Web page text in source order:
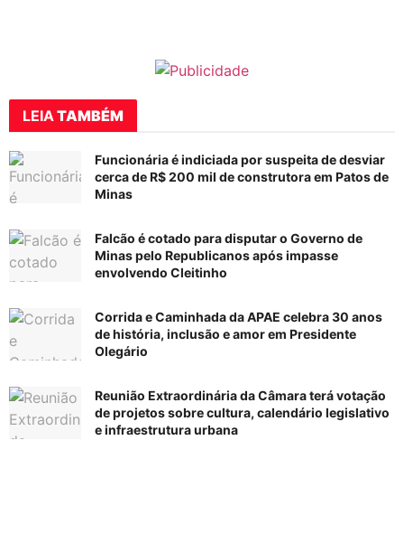
LEIATAMBÉM
Funcionária é indiciada por suspeita de desviar
cerca de R$ 200 mil de construtora em Patos de
Minas
Falcão é cotado para disputar o Governo de
Minas pelo Republicanos após impasse
envolvendo Cleitinho
Corrida e Caminhada da APAE celebra 30 anos
de história, inclusão e amor em Presidente
Olegário
Reunião Extraordinária da Câmara terá votação
de projetos sobre cultura, calendário legislativo
e infraestrutura urbana